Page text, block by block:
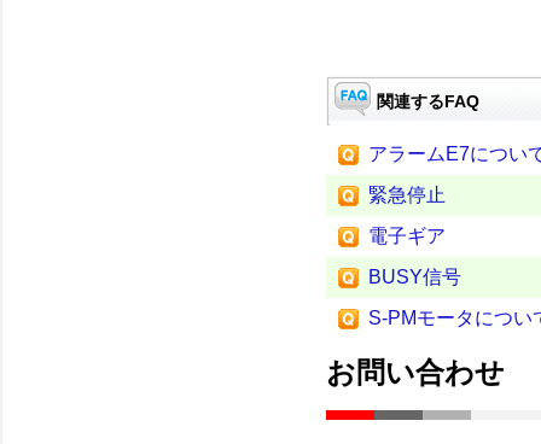
関連するFAQ
アラームE7につい
緊急停止
電子ギア
BUSY信号
S-PMモータについ
お問い合わせ